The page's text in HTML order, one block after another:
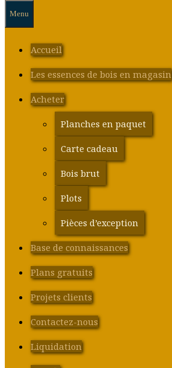
Menu
Accueil
Les essences de bois en magasin
Acheter
Planches en paquet
Carte cadeau
Bois brut
Plots
Pièces d’exception
Base de connaissances
Plans gratuits
Projets clients
Contactez-nous
Liquidation